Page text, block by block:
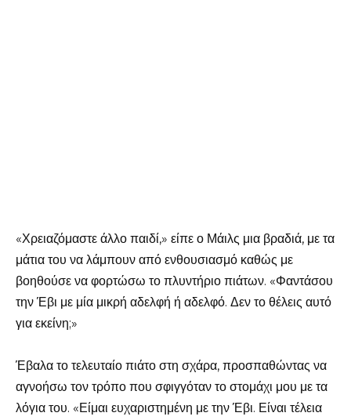
«Χρειαζόμαστε άλλο παιδί,» είπε ο Μάιλς μια βραδιά, με τα
μάτια του να λάμπουν από ενθουσιασμό καθώς με
βοηθούσε να φορτώσω το πλυντήριο πιάτων. «Φαντάσου
την Έβι με μία μικρή αδελφή ή αδελφό. Δεν το θέλεις αυτό
για εκείνη;»
Έβαλα το τελευταίο πιάτο στη σχάρα, προσπαθώντας να
αγνοήσω τον τρόπο που σφιγγόταν το στομάχι μου με τα
λόγια του. «Είμαι ευχαριστημένη με την Έβι. Είναι τέλεια